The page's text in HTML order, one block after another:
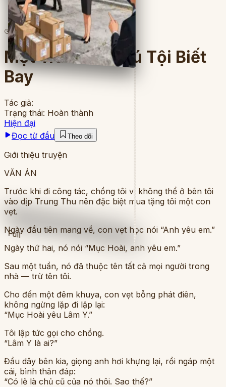
Full
5lượt đọc 7 chương
Một Trăm Lời Thú Tội Biết
Bay
Tác giả:
Trạng thái: Hoàn thành
Hiện đại
Đọc từ đầu
Theo dõi
Giới thiệu truyện
VĂN ÁN
Trước khi đi công tác, chồng tôi vì không thể ở bên tôi
vào dịp Trung Thu nên đặc biệt mua tặng tôi một con
vẹt.
Ngày đầu tiên mang về, con vẹt học nói “Anh yêu em.”
Ngày thứ hai, nó nói “Mục Hoài, anh yêu em.”
Sau một tuần, nó đã thuộc tên tất cả mọi người trong
nhà — trừ tên tôi.
Cho đến một đêm khuya, con vẹt bỗng phát điên,
không ngừng lặp đi lặp lại:
“Mục Hoài yêu Lâm Y.”
Tôi lập tức gọi cho chồng.
“Lâm Y là ai?”
Đầu dây bên kia, giọng anh hơi khựng lại, rồi ngáp một
cái, bình thản đáp:
“Có lẽ là chủ cũ của nó thôi. Sao thế?”